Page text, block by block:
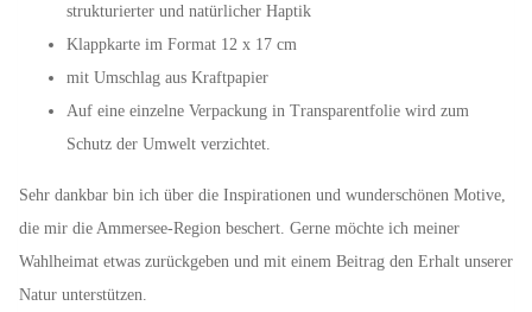
strukturierter und natürlicher Haptik
Klappkarte im Format 12 x 17 cm
mit Umschlag aus Kraftpapier
Auf eine einzelne Verpackung in Transparentfolie wird zum
Schutz der Umwelt verzichtet.
Sehr dankbar bin ich über die Inspirationen und wunderschönen Motive,
die mir die Ammersee-Region beschert. Gerne möchte ich meiner
Wahlheimat etwas zurückgeben und mit einem Beitrag den Erhalt unserer
Natur unterstützen.